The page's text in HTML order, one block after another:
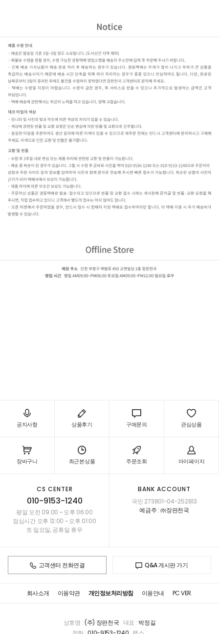
공지사항 상품후기 구매문의 관심상품
장바구니 최근본상품 주문조회 마이페이지
CS CENTER
010-9153-1240
평일 오전 09:00 ~ 오후 06:00
점심시간 오후 12:00 ~ 오후 01:00
토·일요일, 공휴일 휴무
BANK ACCOUNT
국민 273801-04-252813
예금주 : ㈜장판천국
고객센터 전화연결 Q&A 게시판 가기
회사소개 이용약관 개인정보처리방침 이용안내 PC VER.
상호명 :(주) 장판천국 대표 : 박정길